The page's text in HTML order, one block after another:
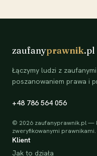
zaufanyprawnik.pl
Łączymy ludzi z
poszanowaniem prawa i
+48 786 564 056
© 2026 zaufanyprawnik.pl —
zweryfikowanymi prawnikami.
Klient
Jak to działa